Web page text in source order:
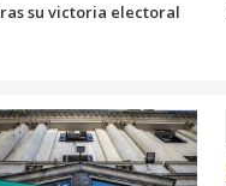
su victoria electoral